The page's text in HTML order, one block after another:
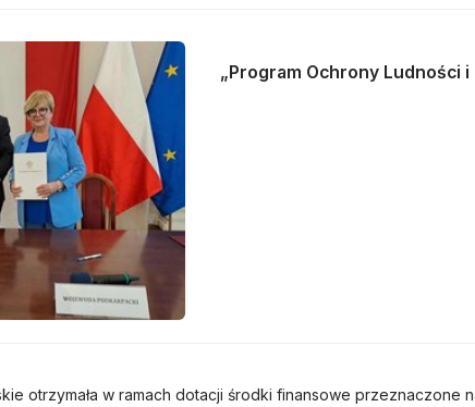
„Program Ochrony Ludności
otrzymała w ramach dotacji środki finansowe przeznaczone